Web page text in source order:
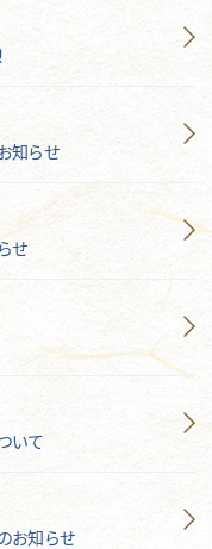
知らせ
せ
いて
お知らせ